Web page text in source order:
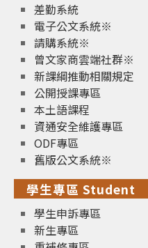
差勤系統
電子公文系統※
請購系統※
曾文家商雲端社群※
新課綱推動相關規定
公開授課專區
本土語課程
資通安全維護專區
ODF專區
舊版公文系統※
學生專區 Student
學生申訴專區
新生專區